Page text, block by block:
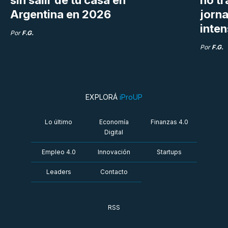
Argentina en 2026
Por F.G.
Por F.G.
EXPLORÁ iProUP
Lo último
Economía
Digital
Finanzas 4.0
Empleo 4.0 Innovación Startups
Leaders Contacto
RSS